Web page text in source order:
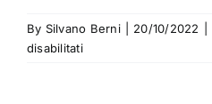
By Silvano Berni 20/10/2022
disabilitatisu